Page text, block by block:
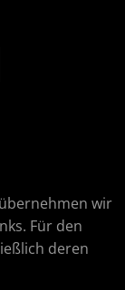
wir
Für den
deren